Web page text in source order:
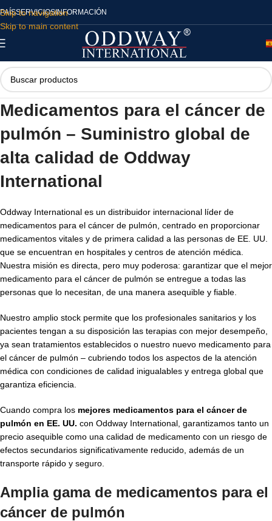
Skip to navigation
Skip to main content
PAÍSSERVICIOSINFORMACIÓN
Medicamentos para el cáncer de
pulmón – Suministro global de
alta calidad de Oddway
International
Oddway International es un distribuidor internacional líder de
medicamentos para el cáncer de pulmón, centrado en proporcionar
medicamentos vitales y de primera calidad a las personas de EE. UU.
que se encuentran en hospitales y centros de atención médica.
Nuestra misión es directa, pero muy poderosa: garantizar que el mejor
medicamento para el cáncer de pulmón se entregue a todas las
personas que lo necesitan, de una manera asequible y fiable.
Nuestro amplio stock permite que los profesionales sanitarios y los
pacientes tengan a su disposición las terapias con mejor desempeño,
ya sean tratamientos establecidos o nuestro nuevo medicamento para
el cáncer de pulmón – cubriendo todos los aspectos de la atención
médica con condiciones de calidad inigualables y entrega global que
garantiza eficiencia.
Cuando compra los mejores medicamentos para el cáncer de
pulmón en EE. UU. con Oddway International, garantizamos tanto un
precio asequible como una calidad de medicamento con un riesgo de
efectos secundarios significativamente reducido, además de un
transporte rápido y seguro.
Amplia gama de medicamentos para el
cáncer de pulmón